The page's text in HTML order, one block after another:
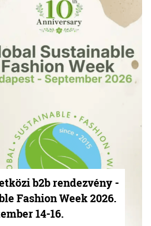
b2b rendezvény -
Fashion Week 2026.
14-16.